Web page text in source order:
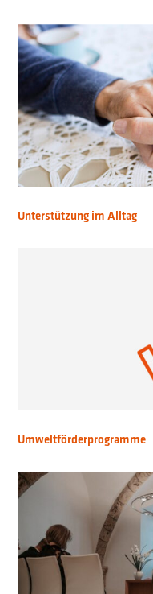
Unterstützung im Alltag
Umweltförderprogramme